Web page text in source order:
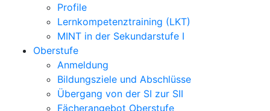
Profile
Lernkompetenztraining (LKT)
MINT in der Sekundarstufe I
Oberstufe
Anmeldung
Bildungsziele und Abschlüsse
Übergang von der SI zur SII
Fächerangebot Oberstufe